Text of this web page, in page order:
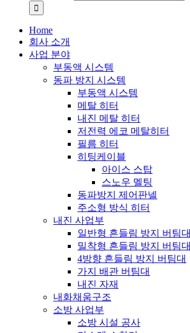
Home
회사 소개
사업 분야
부동액 시스템
동파 방지 시스템
부동액 시스템
메탈 히터
내진 메탈 히터
저전력 에코 메탈히터
필름 히터
히팅케이블
아이스 스탑
스노우 멜팅
동파방지 제어판넬
주소형 방식 히터
내진 사업부
일반형 흔들림 방지 버팀대
밀착형 흔들림 방지 버팀대
4방향 흔들림 방지 버팀대
가지 배관 버팀대
내진 자재
내화채움구조
소방 사업부
소방 시설 공사